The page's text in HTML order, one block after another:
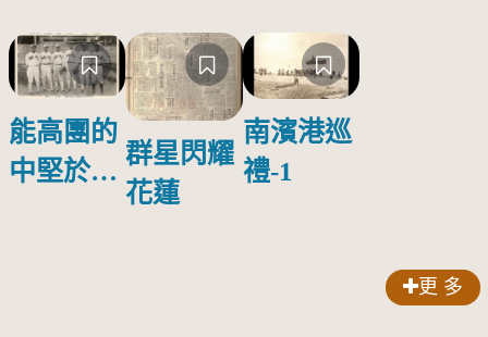
能高團的
中堅於花
群星閃耀
花蓮
南濱港巡
禮-1
更 多